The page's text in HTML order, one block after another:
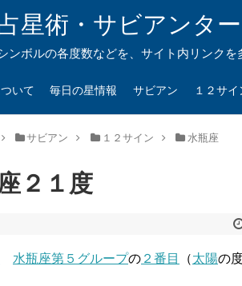
星術・サビアンタ
ンボルの各度数などを、サイト内リンクを
いて 毎日の星情報 サビアン １２サイ
サビアン １２サイン 水瓶座
２１度
水瓶座第５グループの ２番目 （太陽の